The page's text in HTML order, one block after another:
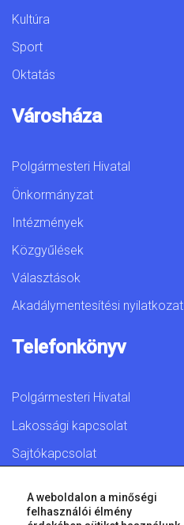
Kultúra
Sport
Oktatás
Városháza
Polgármesteri Hivatal
Önkormányzat
Intézmények
Közgyűlések
Választások
Akadálymentesítési nyilatkozat
Telefonkönyv
Polgármesteri Hivatal
Lakossági kapcsolat
Sajtókapcsolat
A weboldalon a minőségi
felhasználói élmény